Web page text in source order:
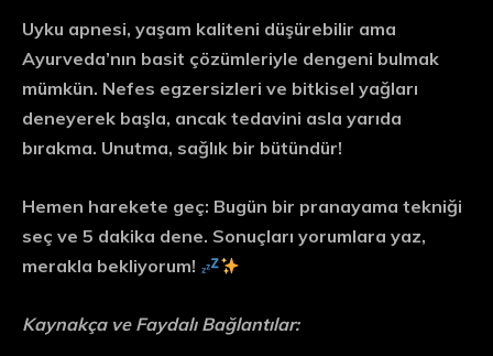
Uyku apnesi, yaşam kaliteni düşürebilir ama
Ayurveda’nın basit çözümleriyle dengeni bulmak
mümkün. Nefes egzersizleri ve bitkisel yağları
deneyerek başla, ancak tedavini asla yarıda
bırakma. Unutma, sağlık bir bütündür!
Hemen harekete geç: Bugün bir pranayama tekniği
seç ve 5 dakika dene. Sonuçları yorumlara yaz,
merakla bekliyorum!
Kaynakça ve Faydalı Bağlantılar: